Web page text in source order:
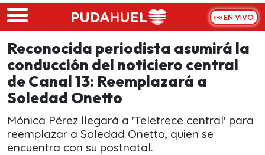
Skip to main content
EN VIVO
Reconocida periodista asumirá la
conducción del noticiero central
de Canal 13: Reemplazará a
Soledad Onetto
Mónica Pérez llegará a 'Teletrece central' para
reemplazar a Soledad Onetto, quien se
encuentra con su postnatal.